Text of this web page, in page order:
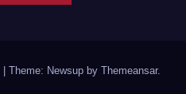
Theme: Newsup by Themeansar.